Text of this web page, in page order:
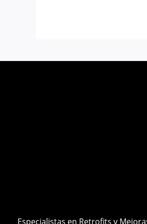
Especialistas en Retrofits y